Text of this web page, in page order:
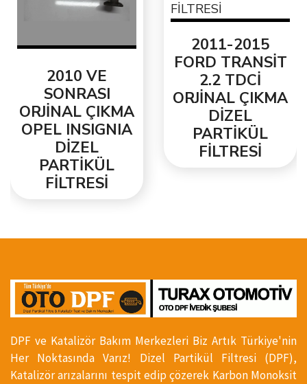
2010 VE
SONRASI
ORJİNAL ÇIKMA
OPEL INSIGNIA
DİZEL
PARTİKÜL
FİLTRESİ
2011-2015
FORD TRANSİT
2.2 TDCİ
ORJİNAL ÇIKMA
DİZEL
PARTİKÜL
FİLTRESİ
DPF ve Katalizör Bakım Merkezleri Biz Artık Türkiye'nin
Her Noktasında Varız! Dizel Partikül Filtresi (DPF),
Katalizör arızalarını tespit edip çözerek Karbon Monoksit